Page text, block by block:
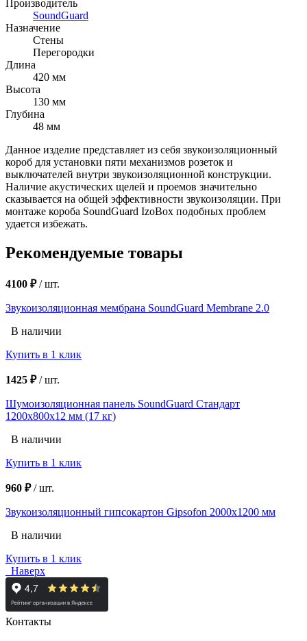
Производитель
SoundGuard
Назначение
Стены
Перегородки
Длина
420 мм
Высота
130 мм
Глубина
48 мм
Данное изделие представляет из себя звукоизоляционный
короб для установки пяти механизмов розеток и
выключателей внутри звукоизоляционной конструкции.
Наличие акустических щелей и проемов значительно
сказывается на общей эффективности звукоизоляции. При
монтаже короба SoundGuard IzoBox подобных проблем
удается избежать.
Рекомендуемые товары
4100 ₽/шт.
Звукоизоляционная мембрана SoundGuard Membrane 2.0
В наличии
Купить в 1 клик
1425 ₽/шт.
Шумоизоляционная панель SoundGuard Стандарт
1200х800х12 мм (17 кг)
В наличии
Купить в 1 клик
960 ₽/шт.
Звукоизоляционный гипсокартон Gipsofon 2000х1200 мм
В наличии
Купить в 1 клик
Наверх
Контакты